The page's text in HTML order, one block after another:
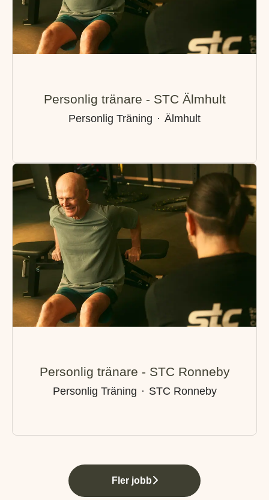
Personlig tränare - STC Älmhult
Personlig Träning · Älmhult
Personlig tränare - STC Ronneby
Personlig Träning · STC Ronneby
Fler jobb